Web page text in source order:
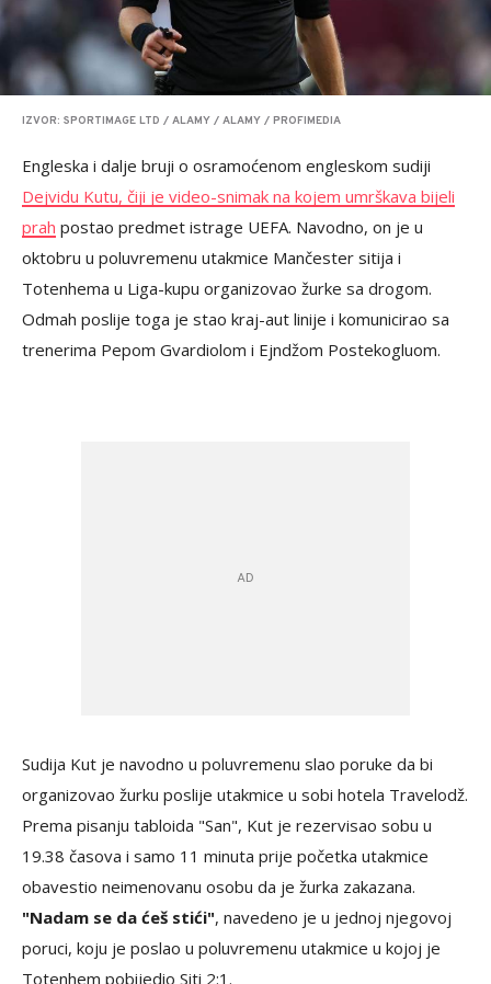
IZVOR: SPORTIMAGE LTD / ALAMY / ALAMY / PROFIMEDIA
Engleska i dalje bruji o osramoćenom engleskom sudiji
Dejvidu Kutu, čiji je video-snimak na kojem umrškava bijeli
prah postao predmet istrage UEFA. Navodno, on je u
oktobru u poluvremenu utakmice Mančester sitija i
Totenhema u Liga-kupu organizovao žurke sa drogom.
Odmah poslije toga je stao kraj-aut linije i komunicirao sa
trenerima Pepom Gvardiolom i Ejndžom Postekogluom.
Sudija Kut je navodno u poluvremenu slao poruke da bi
organizovao žurku poslije utakmice u sobi hotela Travelodž.
Prema pisanju tabloida "San", Kut je rezervisao sobu u
19.38 časova i samo 11 minuta prije početka utakmice
obavestio neimenovanu osobu da je žurka zakazana.
"Nadam se da ćeš stići", navedeno je u jednoj njegovoj
poruci, koju je poslao u poluvremenu utakmice u kojoj je
Totenhem pobijedio Siti 2:1.